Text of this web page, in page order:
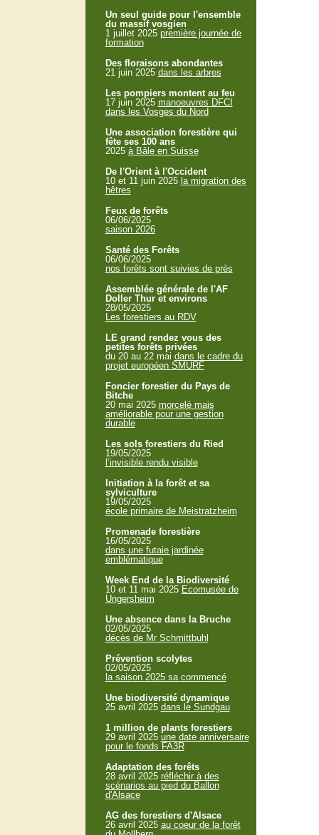
Un seul guide pour l'ensemble
du massif vosgien
1 juillet 2025 première journée de
formation
Des floraisons abondantes
21 juin 2025 dans les arbres
Les pompiers montent au feu
17 juin 2025 manoeuvres DFCI
dans les Vosges du Nord
Une association forestière qui
fête ses 100 ans
2025 à Bâle en Suisse
De l'Orient à l'Occident
10 et 11 juin 2025 la migration des
hêtres
Feux de forêts
06/06/2025
saison 2026
Santé des Forêts
06/06/2025
nos forêts sont suivies de près
Assemblée générale de l'AF
Doller Thur et environs
28/05/2025
Les forestiers au RDV
LE grand rendez vous des
petites forêts privées
du 20 au 22 mai dans le cadre du
projet européen SMURF
Foncier forestier du Pays de
Bitche
20 mai 2025 morcelé mais
améliorable pour une gestion
durable
Les sols forestiers du Ried
19/05/2025
l’invisible rendu visible
Initiation à la forêt et sa
sylviculture
19/05/2025
école primaire de Meistratzheim
Promenade forestière
16/05/2025
dans une futaie jardinée
emblématique
Week End de la Biodiversité
10 et 11 mai 2025 Ecomusée de
Ungersheim
Une absence dans la Bruche
02/05/2025
décès de Mr Schmittbuhl
Prévention scolytes
02/05/2025
la saison 2025 sa commencé
Une biodiversité dynamique
25 avril 2025 dans le Sundgau
1 million de plants forestiers
29 avril 2025 une date anniversaire
pour le fonds FA3R
Adaptation des forêts
28 avril 2025 réfléchir à des
scénarios au pied du Ballon
d'Alsace
AG des forestiers d'Alsace
26 avril 2025 au coeur de la forêt